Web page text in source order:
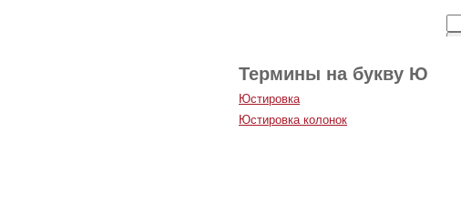
Термины на букву Ю
Юстировка
Юстировка колонок